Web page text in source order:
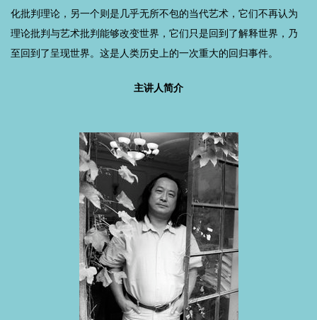
化批判理论，另一个则是几乎无所不包的当代艺术，它们不再认为
理论批判与艺术批判能够改变世界，它们只是回到了解释世界，乃
至回到了呈现世界。这是人类历史上的一次重大的回归事件。
主讲人简介